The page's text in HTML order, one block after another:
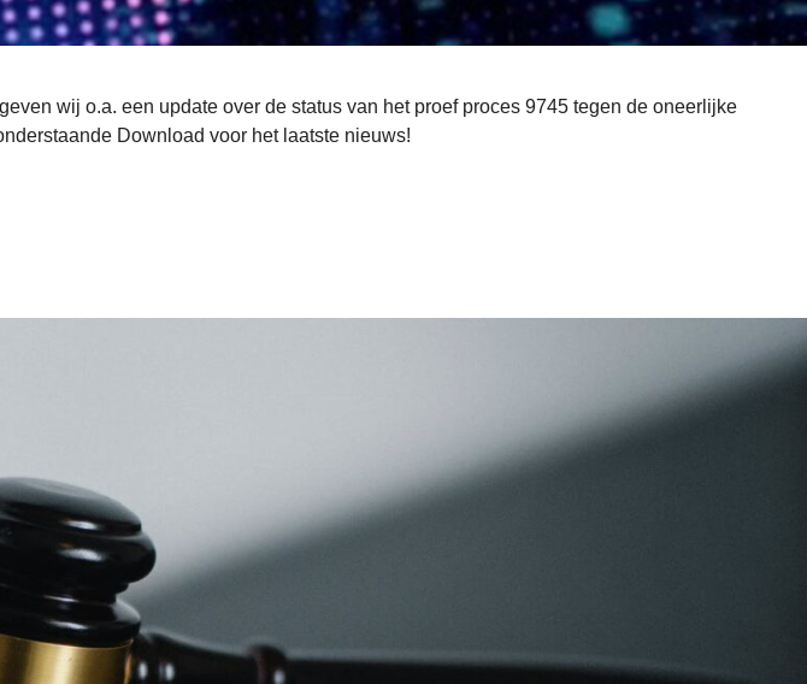
wij o.a. een update over de status van het proef proces 9745 tegen de oneerlijke
Download voor het laatste nieuws!